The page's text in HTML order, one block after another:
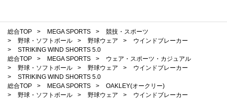
総合TOP > MEGA SPORTS >
競技・スポーツ
>
野球・ソフトボール > 野球ウェア >
ウインドブレーカー
>
STRIKING WIND SHORTS 5.0
総合TOP
> MEGA SPORTS >
ウェア・スポーツ・カジュアル
>
野球・ソフトボール > 野球ウェア >
ウインドブレーカー
>
STRIKING WIND SHORTS 5.0
総合TOP
> MEGA SPORTS >
OAKLEY(オークリー)
>
野球・ソフトボール > 野球ウェア >
ウインドブレーカー